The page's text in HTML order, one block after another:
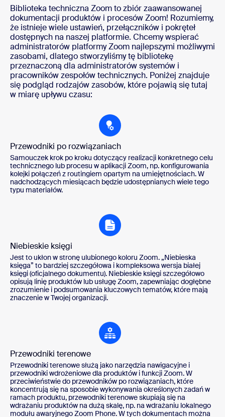
Biblioteka techniczna Zoom to zbiór zaawansowanej
dokumentacji produktów i procesów Zoom! Rozumiemy,
że istnieje wiele ustawień, przełączników i pokręteł
dostępnych na naszej platformie. Chcemy wspierać
administratorów platformy Zoom najlepszymi możliwymi
zasobami, dlatego stworzyliśmy tę bibliotekę
przeznaczoną dla administratorów systemów i
pracowników zespołów technicznych. Poniżej znajduje
się podgląd rodzajów zasobów, które pojawią się tutaj
w miarę upływu czasu:
Przewodniki po rozwiązaniach
Samouczek krok po kroku dotyczący realizacji konkretnego celu
technicznego lub procesu w aplikacji Zoom, np. konfigurowania
kolejki połączeń z routingiem opartym na umiejętnościach. W
nadchodzących miesiącach będzie udostępnianych wiele tego
typu materiałów.
Niebieskie księgi
Jest to ukłon w stronę ulubionego koloru Zoom. „Niebieska
księga” to bardziej szczegółowa i kompleksowa wersja białej
księgi (oficjalnego dokumentu). Niebieskie księgi szczegółowo
opisują linię produktów lub usługę Zoom, zapewniając dogłębne
zrozumienie i podsumowania kluczowych tematów, które mają
znaczenie w Twojej organizacji.
Przewodniki terenowe
Przewodniki terenowe służą jako narzędzia nawigacyjne i
przewodniki wdrożeniowe dla produktów i funkcji Zoom. W
przeciwieństwie do przewodników po rozwiązaniach, które
koncentrują się na sposobie wykonywania określonych zadań w
ramach produktu, przewodniki terenowe skupiają się na
wdrażaniu produktów na dużą skalę, np. na wdrażaniu lokalnego
modułu awaryjnego Zoom Phone. W tych dokumentach można